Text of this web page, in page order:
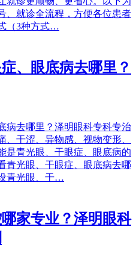
、就诊全流程，方便各位患者
（3种方式…
、眼底病去哪里？
干涩、异物感、视物变形、
是青光眼、干眼症、眼底病的
青光眼、干眼症、眼底病去哪
青光眼、干…
家专业？泽明眼科